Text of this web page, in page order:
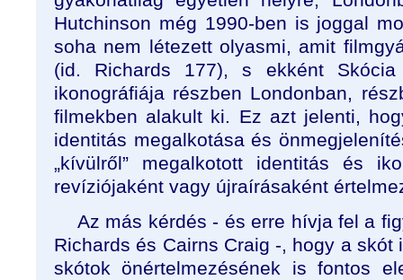
Hutchinson még 1990-ben is joggal
soha nem létezett olyasmi, amit
(id. Richards 177), s ekként
ikonográfiája részben Londonban,
filmekben alakult ki. Ez azt jelenti,
identitás megalkotása és
„kívülről” megalkotott identitás és
revíziójaként vagy újraírásaként
Az más kérdés - és erre hívja fel a
Richards és Cairns Craig -, hogy a
skótok önértelmezésének is fontos